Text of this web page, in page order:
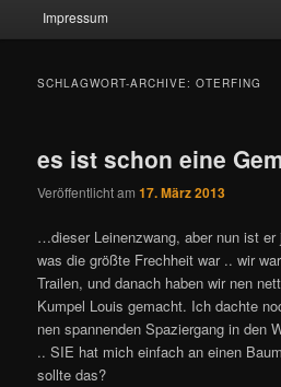
Impressum
SCHLAGWORT-ARCHIVE:OTERFING
es ist schon eine
Veröffentlicht am17. März 2013
…dieser Leinenzwang, aber nun ist
was die größte Frechheit war .. wir
Trailen, und danach haben wir nen
Kumpel Louis gemacht. Ich dachte
nen spannenden Spaziergang in den
.. SIE hat mich einfach an einen
sollte das?